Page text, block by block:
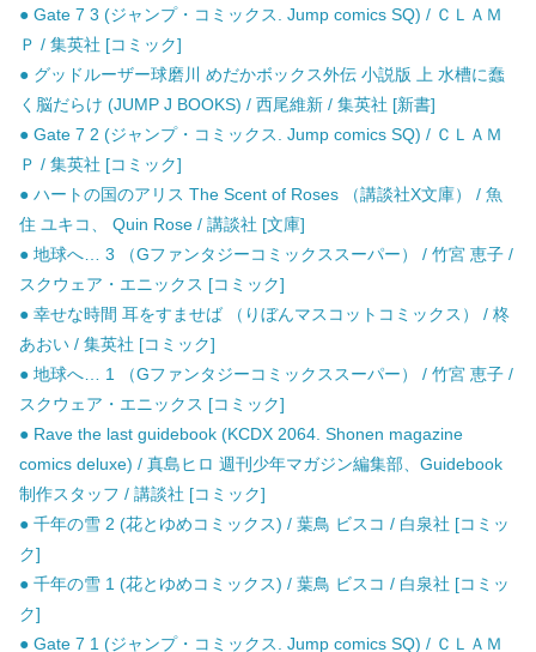
● Gate 7 3 (ジャンプ・コミックス. Jump comics SQ) / ＣＬＡＭ
Ｐ / 集英社 [コミック]
● グッドルーザー球磨川 めだかボックス外伝 小説版 上 水槽に蠢
く脳だらけ (JUMP J BOOKS) / 西尾維新 / 集英社 [新書]
● Gate 7 2 (ジャンプ・コミックス. Jump comics SQ) / ＣＬＡＭ
Ｐ / 集英社 [コミック]
● ハートの国のアリス The Scent of Roses （講談社X文庫） / 魚
住 ユキコ、 Quin Rose / 講談社 [文庫]
● 地球へ… 3 （Gファンタジーコミックススーパー） / 竹宮 恵子 /
スクウェア・エニックス [コミック]
● 幸せな時間 耳をすませば （りぼんマスコットコミックス） / 柊
あおい / 集英社 [コミック]
● 地球へ… 1 （Gファンタジーコミックススーパー） / 竹宮 恵子 /
スクウェア・エニックス [コミック]
● Rave the last guidebook (KCDX 2064. Shonen magazine
comics deluxe) / 真島ヒロ 週刊少年マガジン編集部、Guidebook
制作スタッフ / 講談社 [コミック]
● 千年の雪 2 (花とゆめコミックス) / 葉鳥 ビスコ / 白泉社 [コミッ
ク]
● 千年の雪 1 (花とゆめコミックス) / 葉鳥 ビスコ / 白泉社 [コミッ
ク]
● Gate 7 1 (ジャンプ・コミックス. Jump comics SQ) / ＣＬＡＭ